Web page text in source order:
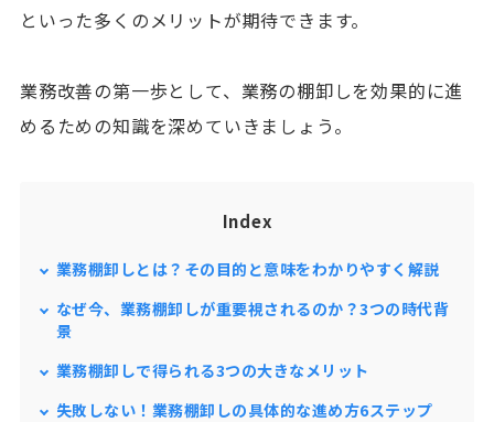
といった多くのメリットが期待できます。
業務改善の第一歩として、業務の棚卸しを効果的に進
めるための知識を深めていきましょう。
Index
業務棚卸しとは？その目的と意味をわかりやすく解説
なぜ今、業務棚卸しが重要視されるのか？3つの時代背
景
業務棚卸しで得られる3つの大きなメリット
失敗しない！業務棚卸しの具体的な進め方6ステップ